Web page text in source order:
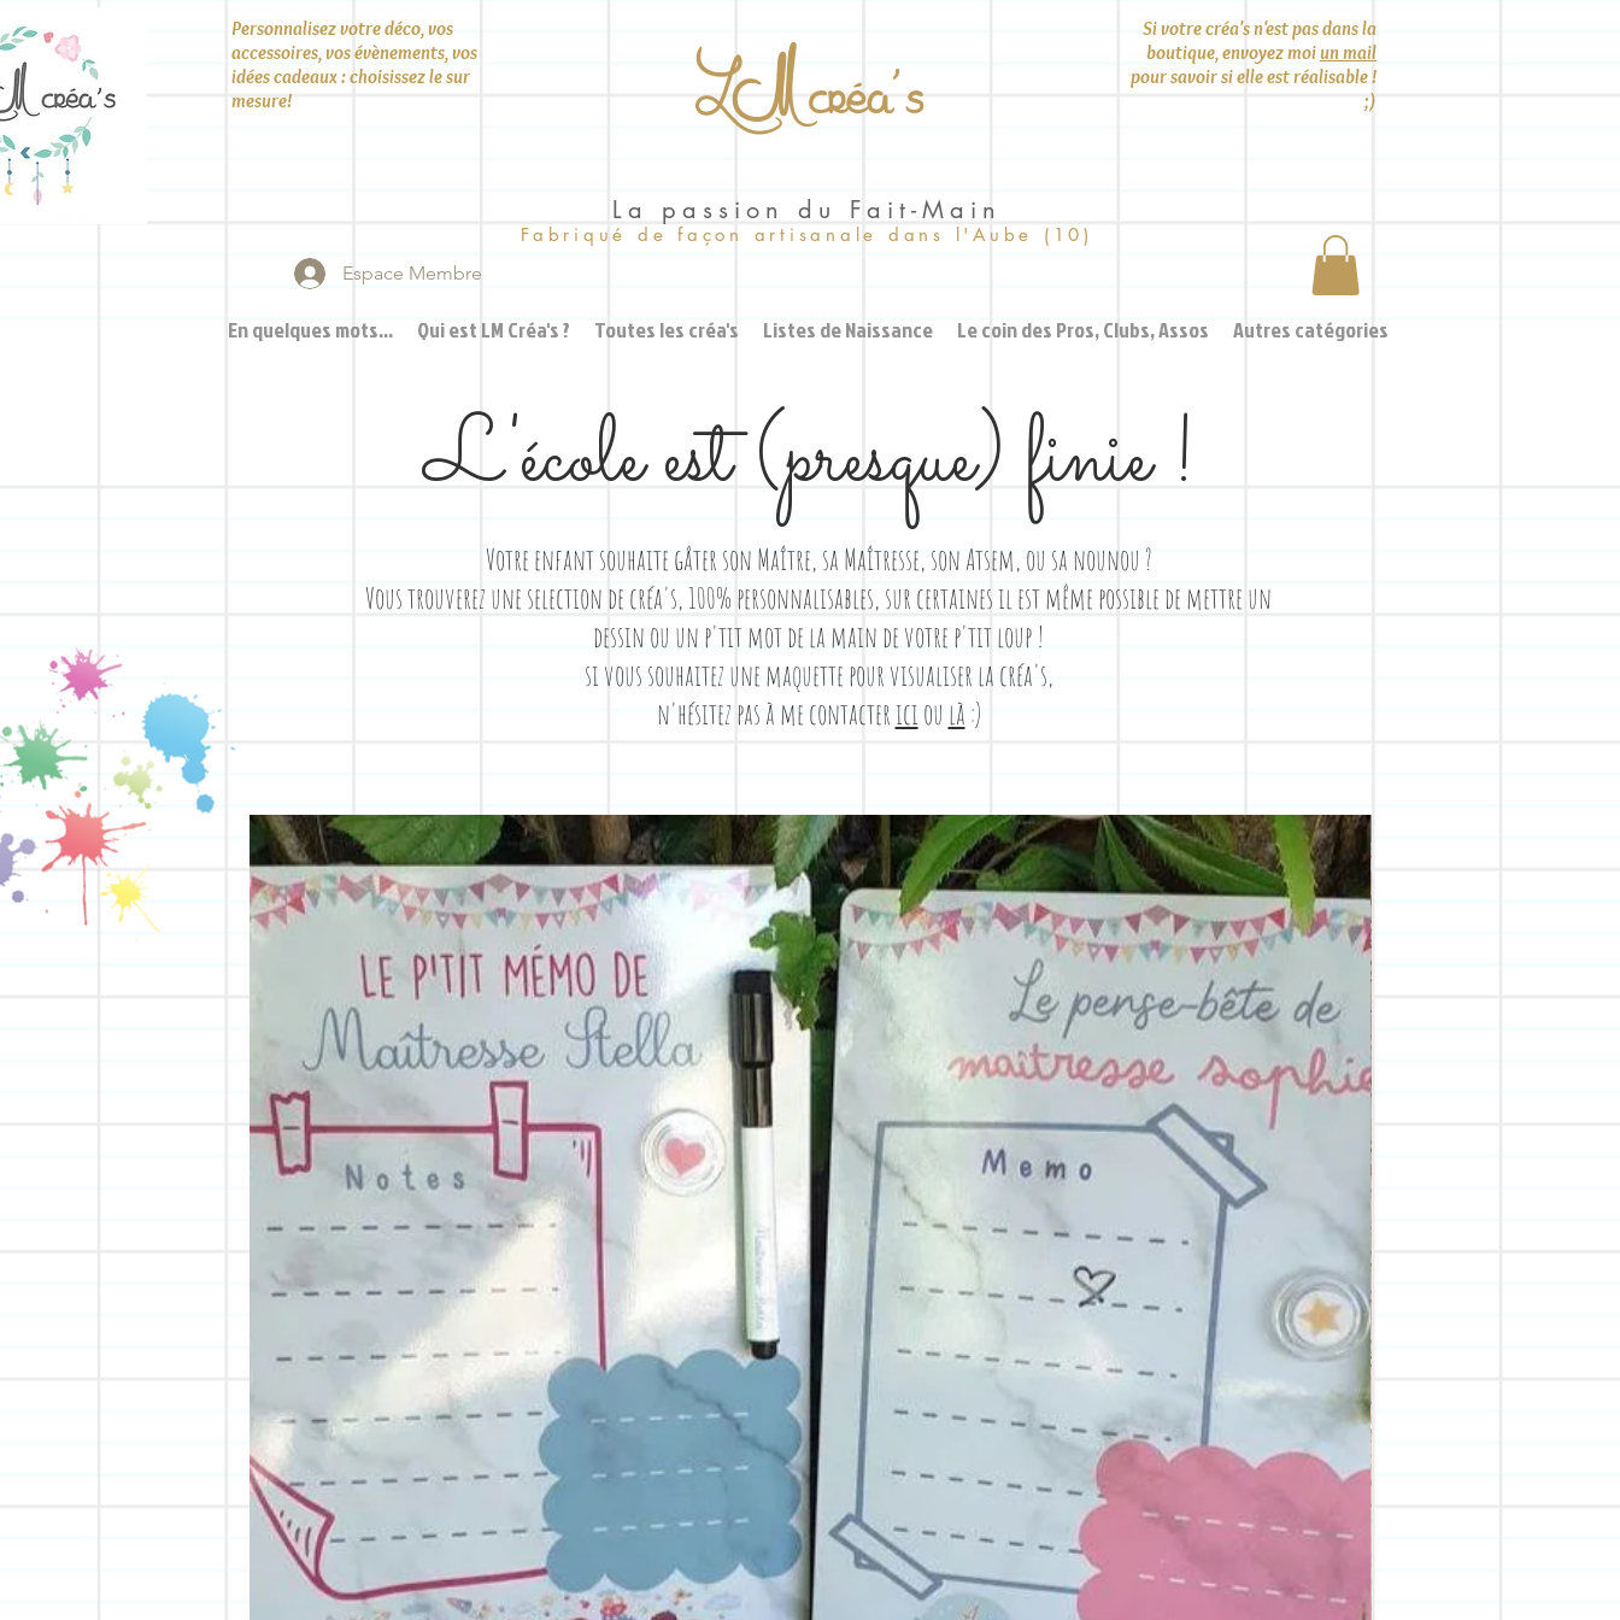
Personnalisez votre déco, vos
accessoires, vos évènements, vos
idées cadeaux : choisissez le sur
mesure!
LM créa's
Si votre créa's n'est pas dans la
boutique, envoyez moiun mail
pour savoir si elle est réalisable !
;)
La passion du Fait-Main
Fabriqué de façon artisanale dans l'Aube (10)
Espace Membre
En quelques mots... Qui est LM Créa's ? Toutes les créa's Listes de Naissance Le coin des Pros, Clubs, Assos Autres catégories
L'école est (presque) finie !
Votre enfant souhaite gâter son Maître, sa Maîtresse, son Atsem, ou sa nounou ?
Vous trouverez une selection de créa's, 100% personnalisables, sur certaines il est même possible de mettre un
dessin ou un p'tit mot de la main de votre p'tit loup !
si vous souhaitez une maquette pour visualiser la créa's,
n'hésitez pas à me contacterici ou là :)